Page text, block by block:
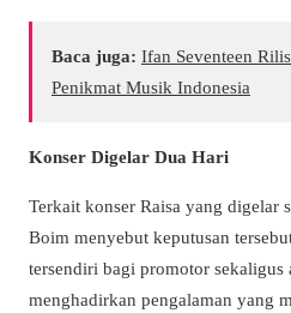
Baca juga: Ifan Seventeen
Penikmat Musik Indonesia
Konser Digelar Dua Hari
Terkait konser Raisa yang digelar
Boim menyebut keputusan
tersendiri bagi promotor sekaligus
menghadirkan pengalaman yang